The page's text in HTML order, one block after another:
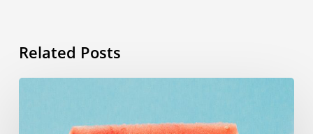
Related Posts